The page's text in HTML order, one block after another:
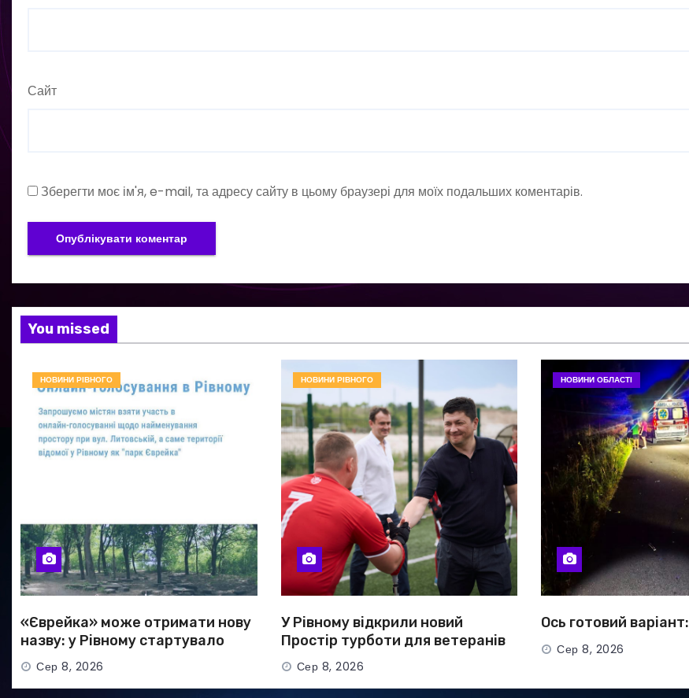
Сайт
Зберегти моє ім'я, e-mail, та адресу сайту в цьому браузері для моїх подальших коментарів.
You missed
НОВИНИ РІВНОГО
«Єврейка» може отримати нову
назву: у Рівному стартувало
голосування
Сер 8, 2026
НОВИНИ РІВНОГО
У Рівному відкрили новий
Простір турботи для ветеранів
та ветеранок
Сер 8, 2026
НОВИНИ ОБЛАСТІ
Ось готовий варіант:
Сер 8, 2026